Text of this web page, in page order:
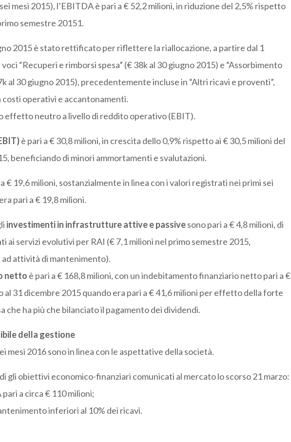
mesi 2015), l’EBITDA è pari a € 52,2 milioni, in riduzione del 2,5% rispetto
semestre 20151.
2015 è stato rettificato per riflettere la riallocazione, a partire dal 1
“Recuperi e rimborsi spesa” (€ 38k al 30 giugno 2015) e “Assorbimento
al 30 giugno 2015), precedentemente incluse in “Altri ricavi e proventi”,
operativi e accantonamenti.
effetto neutro a livello di reddito operativo (EBIT).
è pari a € 30,8 milioni, in crescita dello 0,9% rispetto ai € 30,5 milioni del
beneficiando di minori ammortamenti e svalutazioni.
€ 19,6 milioni, sostanzialmente in linea con i valori registrati nei primi sei
pari a € 19,8 milioni.
investimenti in infrastrutture attive e passivesono pari a € 4,8 milioni, di
ai servizi evolutivi per RAI (€ 7,1 milioni nel primo semestre 2015,
attività di mantenimento).
netto è pari a € 168,8 milioni, con un indebitamento finanziario netto pari a €
al 31 dicembre 2015 quando era pari a € 41,6 milioni per effetto della forte
che ha più che bilanciato il pagamento dei dividendi.
della gestione
mesi 2016 sono in linea con le aspettative della società.
gli obiettivi economico-finanziari comunicati al mercato lo scorso 21 marzo:
a circa € 110 milioni;
inferiori al 10% dei ricavi.